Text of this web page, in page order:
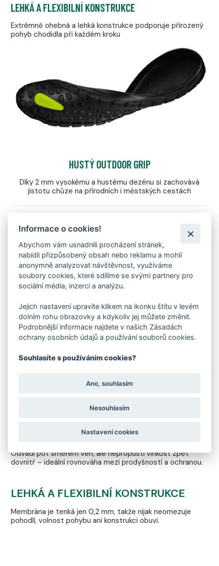
LEHKÁ A FLEXIBILNÍ KONSTRUKCE
Extrémně ohebná a lehká konstrukce podporuje přirozený
pohyb chodidla při každém kroku
HUSTÝ OUTDOOR GRIP
Díky 2 mm vysokému a hustému dezénu si zachovává
jistotu chůze na přírodních i městských cestách
MEMBRÁNA FARE-TEX
NEPROMOKAVÁ
MEMBRÁNA FARE-TEX
v suchu i za deště, sněhu či vlhkého počasí.
CHYTRÉ ŘÍZENÍ VLHKOSTI
Odvádí pot směrem ven, ale nepropustí vlhkost zpět
dovnitř – ideální rovnováha mezi prodyšností a ochranou.
LEHKÁ A FLEXIBILNÍ KONSTRUKCE
Membrána je tenká jen 0,2 mm, takže nijak neomezuje
pohodlí, volnost pohybu ani konstrukci obuvi.
Informace o cookies!
Abychom vám usnadnili procházení stránek,
nabídli přizpůsobený obsah nebo reklamu a mohli
anonymně analyzovat návštěvnost, využíváme
soubory cookies, které sdílíme se svými partnery pro
sociální média, inzerci a analýzu.
Jejich nastavení upravíte klikem na ikonku štítu v levém
dolním rohu obrazovky a kdykoliv jej můžete změnit.
Podrobnější informace najdete v našich Zásadách
ochrany osobních údajů a používání souborů cookies.
Souhlasíte s používáním cookies?
Ano, souhlasím
Nesouhlasím
Nastavení cookies